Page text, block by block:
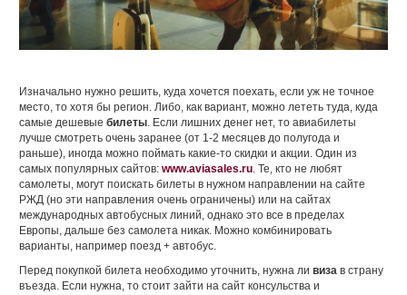
Изначально нужно решить, куда хочется поехать, если уж не точное
место, то хотя бы регион. Либо, как вариант, можно лететь туда, куда
самые дешевыебилеты. Если лишних денег нет, то авиабилеты
лучше смотреть очень заранее (от 1-2 месяцев до полугода и
раньше), иногда можно поймать какие-то скидки и акции. Один из
самых популярных сайтов:www.aviasales.ru. Те, кто не любят
самолеты, могут поискать билеты в нужном направлении на сайте
РЖД (но эти направления очень ограничены) или на сайтах
международных автобусных линий, однако это все в пределах
Европы, дальше без самолета никак. Можно комбинировать
варианты, например поезд + автобус.
Перед покупкой билета необходимо уточнить, нужна ливиза в страну
въезда. Если нужна, то стоит зайти на сайт консульства и